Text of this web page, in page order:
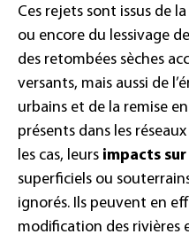
Ces rejets sont issus de la
ou encore du lessivage
des retombées sèches
versants, mais aussi de
urbains et de la remise
présents dans les
les cas, leurs impacts
superficiels ou
ignorés. Ils peuvent en
modification des rivières